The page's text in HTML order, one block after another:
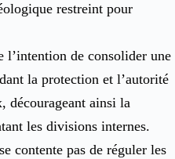
restreint pour
l’intention de consolider une
la protection et l’autorité
décourageant ainsi la
les divisions internes.
contente pas de réguler les